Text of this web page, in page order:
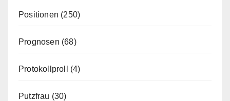
Positionen (250)
Prognosen (68)
Protokollproll (4)
Putzfrau (30)